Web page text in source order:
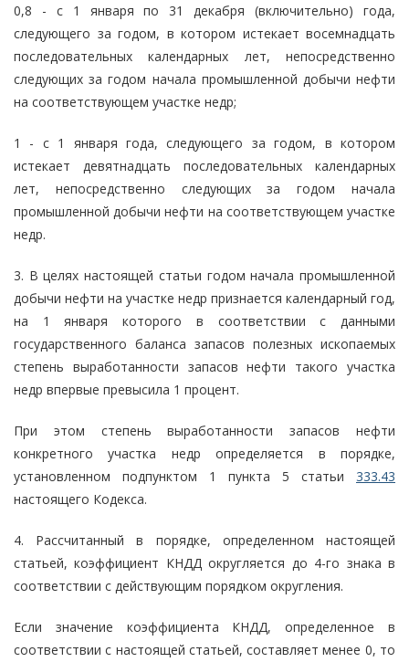
0,8 - с 1 января по 31 декабря (включительно) года,
следующего за годом, в котором истекает восемнадцать
последовательных календарных лет, непосредственно
следующих за годом начала промышленной добычи нефти
на соответствующем участке недр;
1 - с 1 января года, следующего за годом, в котором
истекает девятнадцать последовательных календарных
лет, непосредственно следующих за годом начала
промышленной добычи нефти на соответствующем участке
недр.
3. В целях настоящей статьи годом начала промышленной
добычи нефти на участке недр признается календарный год,
на 1 января которого в соответствии с данными
государственного баланса запасов полезных ископаемых
степень выработанности запасов нефти такого участка
недр впервые превысила 1 процент.
При этом степень выработанности запасов нефти
конкретного участка недр определяется в порядке,
установленном подпунктом 1 пункта 5 статьи 333.43
настоящего Кодекса.
4. Рассчитанный в порядке, определенном настоящей
статьей, коэффициент КНДД округляется до 4-го знака в
соответствии с действующим порядком округления.
Если значение коэффициента КНДД, определенное в
соответствии с настоящей статьей, составляет менее 0, то